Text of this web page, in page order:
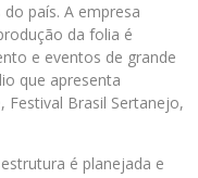
país. A empresa
da folia é
e eventos de grande
que apresenta
Brasil Sertanejo,
é planejada e